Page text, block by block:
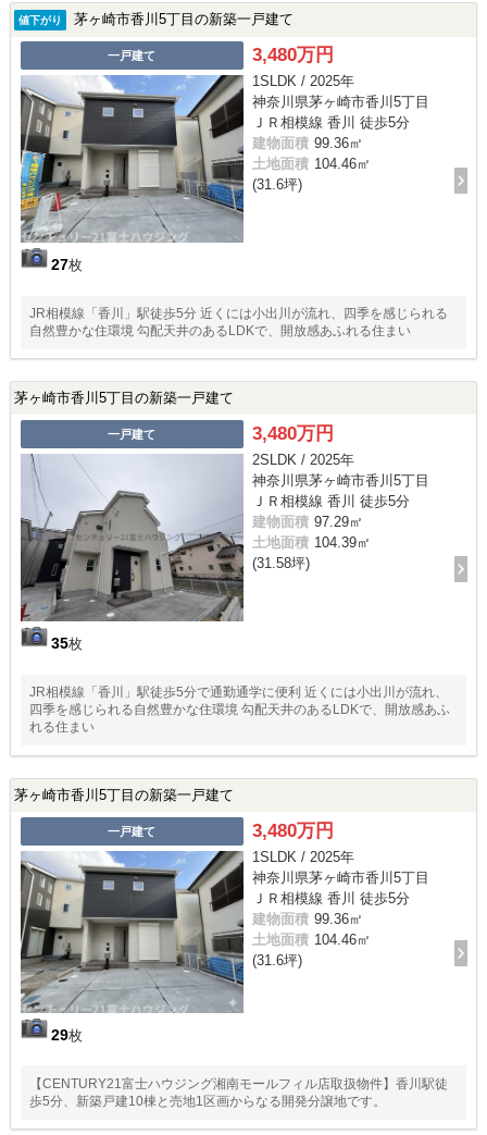
値下がり 茅ヶ崎市香川5丁目の新築一戸建て
一戸建て
27枚
3,480万円
1SLDK / 2025年
神奈川県茅ヶ崎市香川5丁目
ＪＲ相模線 香川 徒歩5分
建物面積 99.36㎡
土地面積 104.46㎡
(31.6坪)
JR相模線「香川」駅徒歩5分 近くには小出川が流れ、四季を感じられる
自然豊かな住環境 勾配天井のあるLDKで、開放感あふれる住まい
茅ヶ崎市香川5丁目の新築一戸建て
一戸建て
35枚
3,480万円
2SLDK / 2025年
神奈川県茅ヶ崎市香川5丁目
ＪＲ相模線 香川 徒歩5分
建物面積 97.29㎡
土地面積 104.39㎡
(31.58坪)
JR相模線「香川」駅徒歩5分で通勤通学に便利 近くには小出川が流れ、
四季を感じられる自然豊かな住環境 勾配天井のあるLDKで、開放感あふ
れる住まい
茅ヶ崎市香川5丁目の新築一戸建て
一戸建て
29枚
3,480万円
1SLDK / 2025年
神奈川県茅ヶ崎市香川5丁目
ＪＲ相模線 香川 徒歩5分
建物面積 99.36㎡
土地面積 104.46㎡
(31.6坪)
【CENTURY21富士ハウジング湘南モールフィル店取扱物件】香川駅徒
歩5分、新築戸建10棟と売地1区画からなる開発分譲地です。